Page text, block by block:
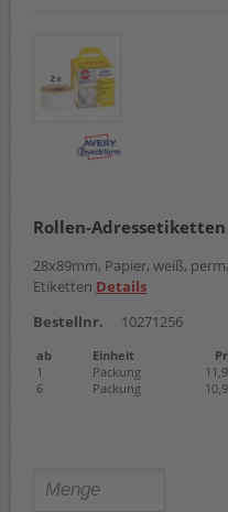
Rollen-Adressetiketten
28x89mm, Papier, weiß,
Etiketten Details
Bestellnr.
10271256
ab Einheit
1
Packung
6
Packung